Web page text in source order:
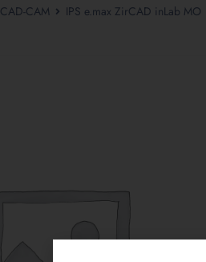
CAD-CAM IPS e.max ZirCAD inLab MO